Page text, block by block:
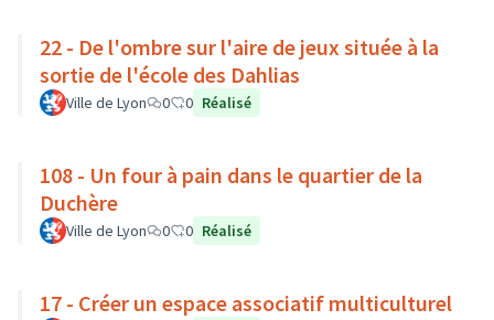
22 - De l'ombre sur l'aire de jeux située à la
sortie de l'école des Dahlias
Ville de Lyon 0 0 Réalisé
108 - Un four à pain dans le quartier de la
Duchère
Ville de Lyon 0 0 Réalisé
17 - Créer un espace associatif multiculturel